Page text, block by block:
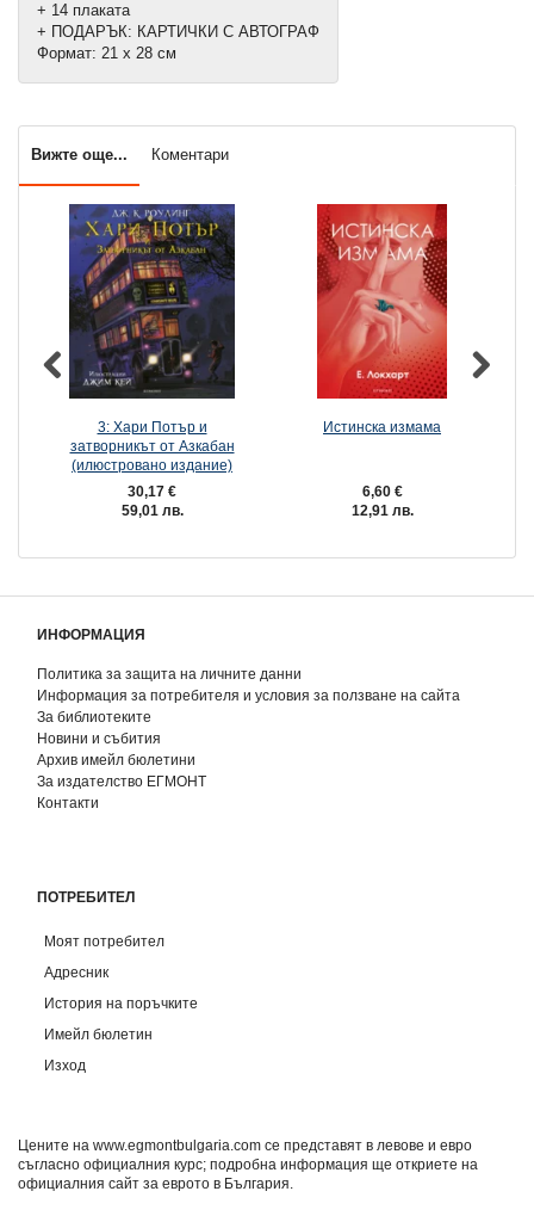
+ 14 плаката
+ ПОДАРЪК: КАРТИЧКИ С АВТОГРАФ
Формат: 21 х 28 см
Вижте още... Коментари
3: Хари Потър и
затворникът от Азкабан
(илюстровано издание)
30,17 €
59,01 лв.
Истинска измама
6,60 €
12,91 лв.
ИНФОРМАЦИЯ
Политика за защита на личните данни
Информация за потребителя и условия за ползване на сайта
За библиотеките
Новини и събития
Архив имейл бюлетини
За издателство ЕГМОНТ
Контакти
ПОТРЕБИТЕЛ
Моят потребител
Адресник
История на поръчките
Имейл бюлетин
Изход
Цените на www.egmontbulgaria.com се представят в левове и евро
съгласно официалния курс; подробна информация ще откриете на
официалния сайт за еврото в България